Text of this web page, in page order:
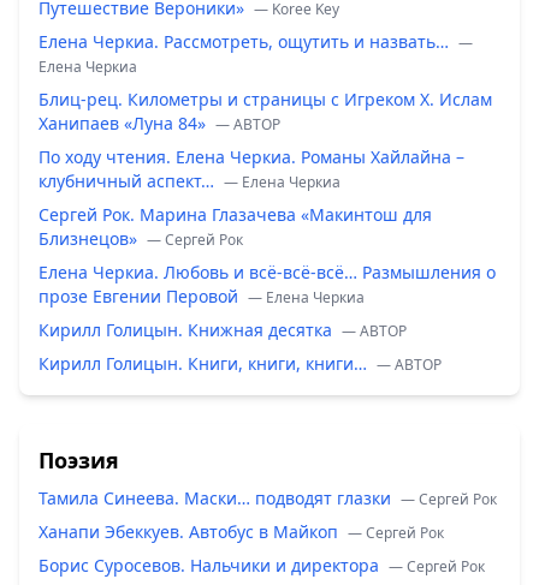
Путешествие Вероники» — Koree Key
Елена Черкиа. Рассмотреть, ощутить и назвать… —
Елена Черкиа
Блиц-рец. Километры и страницы с Игреком Х. Ислам
Ханипаев «Луна 84» — ABTOP
По ходу чтения. Елена Черкиа. Романы Хайлайна –
клубничный аспект… — Елена Черкиа
Сергей Рок. Марина Глазачева «Макинтош для
Близнецов» — Сергей Рок
Елена Черкиа. Любовь и всё-всё-всё… Размышления о
прозе Евгении Перовой — Елена Черкиа
Кирилл Голицын. Книжная десятка — ABTOP
Кирилл Голицын. Книги, книги, книги… — ABTOP
Поэзия
Тамила Синеева. Маски… подводят глазки — Сергей Рок
Ханапи Эбеккуев. Автобус в Майкоп — Сергей Рок
Борис Суросевов. Нальчики и директора — Сергей Рок